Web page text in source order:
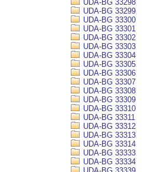
UDA-BG 33298
UDA-BG 33299
UDA-BG 33300
UDA-BG 33301
UDA-BG 33302
UDA-BG 33303
UDA-BG 33304
UDA-BG 33305
UDA-BG 33306
UDA-BG 33307
UDA-BG 33308
UDA-BG 33309
UDA-BG 33310
UDA-BG 33311
UDA-BG 33312
UDA-BG 33313
UDA-BG 33314
UDA-BG 33333
UDA-BG 33334